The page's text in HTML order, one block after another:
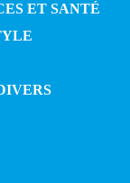
ET SANTÉ